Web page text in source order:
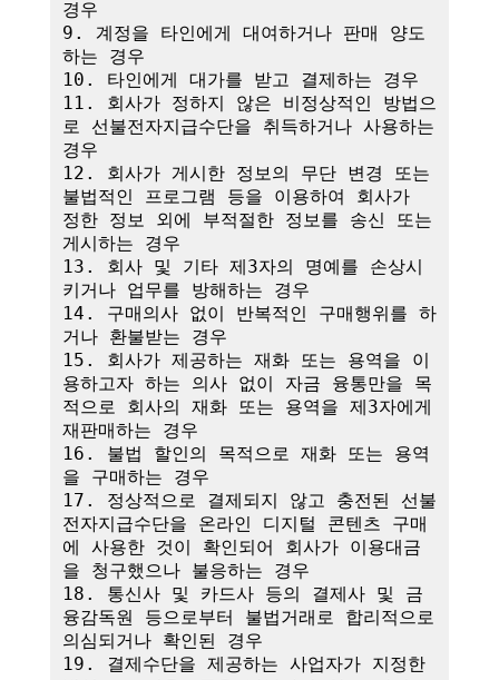
경우
9. 계정을 타인에게 대여하거나 판매 양도
하는 경우
10. 타인에게 대가를 받고 결제하는 경우
11. 회사가 정하지 않은 비정상적인 방법으
로 선불전자지급수단을 취득하거나 사용하는
경우
12. 회사가 게시한 정보의 무단 변경 또는
불법적인 프로그램 등을 이용하여 회사가
정한 정보 외에 부적절한 정보를 송신 또는
게시하는 경우
13. 회사 및 기타 제3자의 명예를 손상시
키거나 업무를 방해하는 경우
14. 구매의사 없이 반복적인 구매행위를 하
거나 환불받는 경우
15. 회사가 제공하는 재화 또는 용역을 이
용하고자 하는 의사 없이 자금 융통만을 목
적으로 회사의 재화 또는 용역을 제3자에게
재판매하는 경우
16. 불법 할인의 목적으로 재화 또는 용역
을 구매하는 경우
17. 정상적으로 결제되지 않고 충전된 선불
전자지급수단을 온라인 디지털 콘텐츠 구매
에 사용한 것이 확인되어 회사가 이용대금
을 청구했으나 불응하는 경우
18. 통신사 및 카드사 등의 결제사 및 금
융감독원 등으로부터 불법거래로 합리적으로
의심되거나 확인된 경우
19. 결제수단을 제공하는 사업자가 지정한